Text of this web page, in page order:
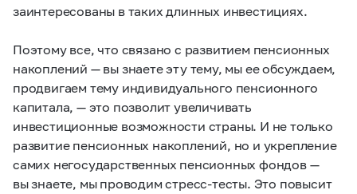
заинтересованы в таких длинных инвестициях.
Поэтому все, что связано с развитием пенсионных
накоплений — вы знаете эту тему, мы ее обсуждаем,
продвигаем тему индивидуального пенсионного
капитала, — это позволит увеличивать
инвестиционные возможности страны. И не только
развитие пенсионных накоплений, но и укрепление
самих негосударственных пенсионных фондов —
вы знаете, мы проводим стресс-тесты. Это повысит